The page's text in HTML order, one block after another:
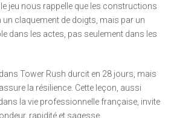
jeu nous rappelle que les constructions
claquement de doigts, mais par un
dans les actes, pas seulement dans les
Tower Rush durcit en 28 jours, mais
la résilience. Cette leçon, aussi
la vie professionnelle française, invite
rapidité et sagesse.